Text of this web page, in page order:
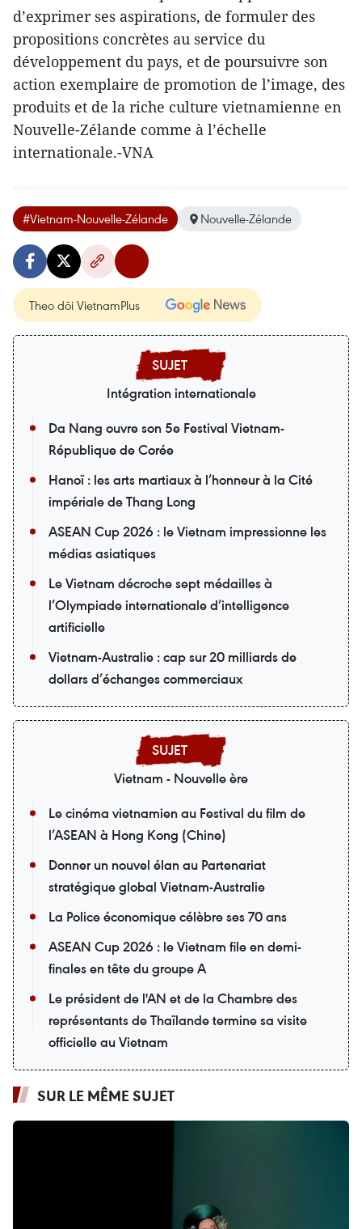
d’exprimer ses aspirations, de formuler des
propositions concrètes au service du
développement du pays, et de poursuivre son
action exemplaire de promotion de l’image, des
produits et de la riche culture vietnamienne en
Nouvelle-Zélande comme à l’échelle
internationale.-VNA
#Vietnam-Nouvelle-Zélande Nouvelle-Zélande
Theo dõi VietnamPlus
Intégration internationale
Da Nang ouvre son 5e Festival Vietnam-
République de Corée
Hanoï : les arts martiaux à l’honneur à la Cité
impériale de Thang Long
ASEAN Cup 2026 : le Vietnam impressionne les
médias asiatiques
Le Vietnam décroche sept médailles à
l’Olympiade internationale d’intelligence
artificielle
Vietnam-Australie : cap sur 20 milliards de
dollars d’échanges commerciaux
Vietnam - Nouvelle ère
Le cinéma vietnamien au Festival du film de
l’ASEAN à Hong Kong (Chine)
Donner un nouvel élan au Partenariat
stratégique global Vietnam-Australie
La Police économique célèbre ses 70 ans
ASEAN Cup 2026 : le Vietnam file en demi-
finales en tête du groupe A
Le président de l'AN et de la Chambre des
représentants de Thaïlande termine sa visite
officielle au Vietnam
SUR LE MÊME SUJET